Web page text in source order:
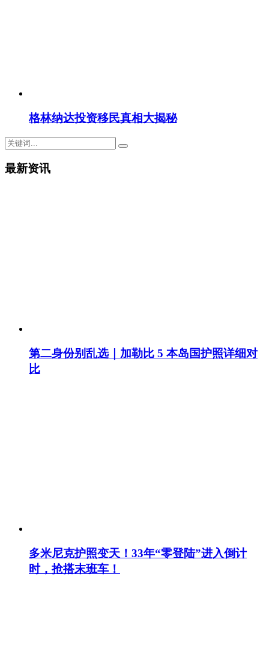
格林纳达投资移民真相大揭秘
最新资讯
第二身份别乱选｜加勒比 5 本岛国护照详细对
比
多米尼克护照变天！33年“零登陆”进入倒计
时，抢搭末班车！